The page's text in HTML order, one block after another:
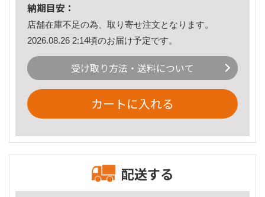
納期目安：
店舗在庫不足の為、取り寄せ注文となります。
2026.08.26 2:14頃のお届け予定です。
受け取り方法・送料について
カートに入れる
配送する